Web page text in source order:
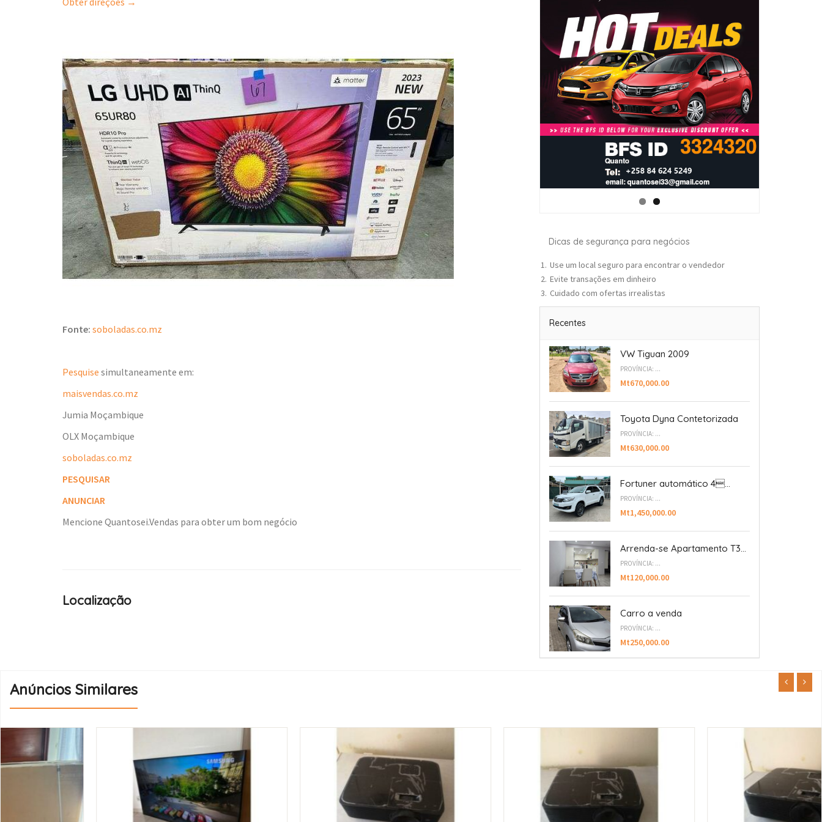
Fonte: soboladas.co.mz
Pesquise simultaneamente em:
maisvendas.co.mz
Jumia Moçambique
OLX Moçambique
soboladas.co.mz
PESQUISAR
ANUNCIAR
Mencione Quantosei.Vendas para obter um bom negócio
Localização
Dicas de segurança para negócios
Use um local seguro para encontrar o vendedor
Evite transações em dinheiro
Cuidado com ofertas irrealistas
Recentes
VW Tiguan 2009
PROVÍNCIA: ...
Mt670,000.00
Toyota Dyna Contetorizada
PROVÍNCIA: ...
Mt630,000.00
Fortuner automático 4...
PROVÍNCIA: ...
Mt1,450,000.00
Arrenda-se Apartamento T3...
PROVÍNCIA: ...
Mt120,000.00
Carro a venda
PROVÍNCIA: ...
Mt250,000.00
Anúncios Similares